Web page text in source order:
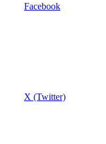
Facebook
X (Twitter)